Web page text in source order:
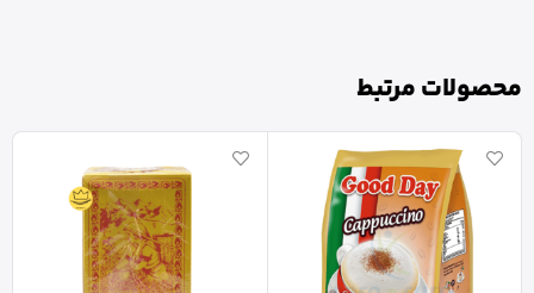
محصولات مرتبط